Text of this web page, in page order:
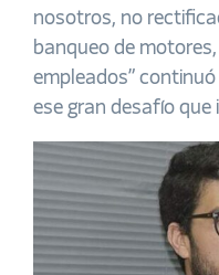
nosotros, no
banqueo de
empleados”
ese gran desafío que